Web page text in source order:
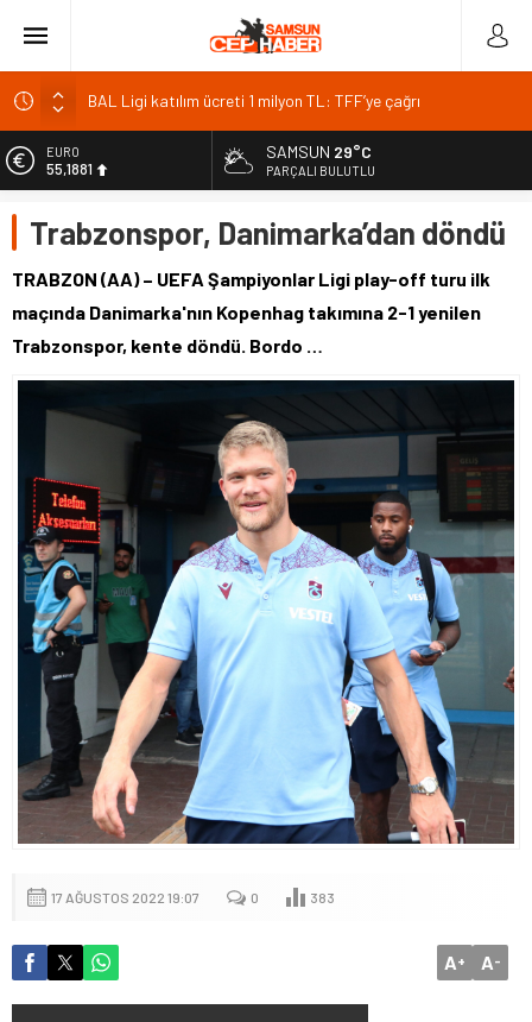
BAL Ligi katılım ücreti 1 milyon TL: TFF’ye çağrı
TFF 2026
Gazze’de can kaybı 73 bin 386’ya yükseldi
Pazar’da Öğretmen İlhan Aslan Kültür Merkezi inşaatı
EURO
55,1881
6.660,55
BİST
13.779,39
47,7111
SAMSUN 29°C
PARÇALI BULUTLU
Trabzonspor, Danimarka’dan döndü
TRABZON (AA) – UEFA Şampiyonlar Ligi play-off turu ilk
maçında Danimarka'nın Kopenhag takımına 2-1 yenilen
Trabzonspor, kente döndü. Bordo …
17 AĞUSTOS 2022 19:07 0 383
A+ A-